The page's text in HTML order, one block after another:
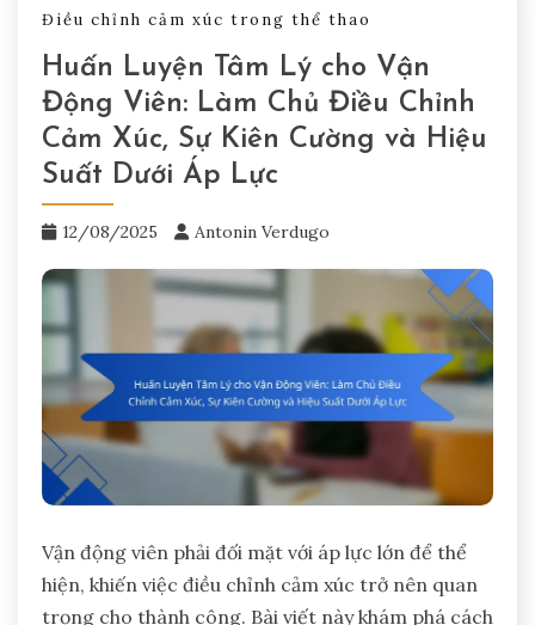
Điều chỉnh cảm xúc trong thể thao
Huấn Luyện Tâm Lý cho Vận
Động Viên: Làm Chủ Điều Chỉnh
Cảm Xúc, Sự Kiên Cường và Hiệu
Suất Dưới Áp Lực
12/08/2025 Antonin Verdugo
Vận động viên phải đối mặt với áp lực lớn để thể
hiện, khiến việc điều chỉnh cảm xúc trở nên quan
trọng cho thành công. Bài viết này khám phá cách